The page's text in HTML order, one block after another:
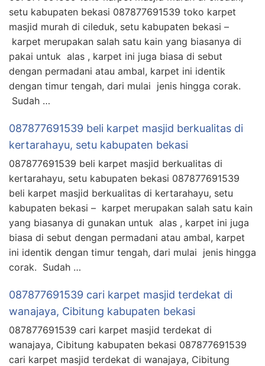
setu kabupaten bekasi 087877691539 toko karpet
masjid murah di cileduk, setu kabupaten bekasi –
karpet merupakan salah satu kain yang biasanya di
pakai untuk alas , karpet ini juga biasa di sebut
dengan permadani atau ambal, karpet ini identik
dengan timur tengah, dari mulai jenis hingga corak.
Sudah …
087877691539 beli karpet masjid berkualitas di
kertarahayu, setu kabupaten bekasi
087877691539 beli karpet masjid berkualitas di
kertarahayu, setu kabupaten bekasi 087877691539
beli karpet masjid berkualitas di kertarahayu, setu
kabupaten bekasi – karpet merupakan salah satu kain
yang biasanya di gunakan untuk alas , karpet ini juga
biasa di sebut dengan permadani atau ambal, karpet
ini identik dengan timur tengah, dari mulai jenis hingga
corak. Sudah …
087877691539 cari karpet masjid terdekat di
wanajaya, Cibitung kabupaten bekasi
087877691539 cari karpet masjid terdekat di
wanajaya, Cibitung kabupaten bekasi 087877691539
cari karpet masjid terdekat di wanajaya, Cibitung